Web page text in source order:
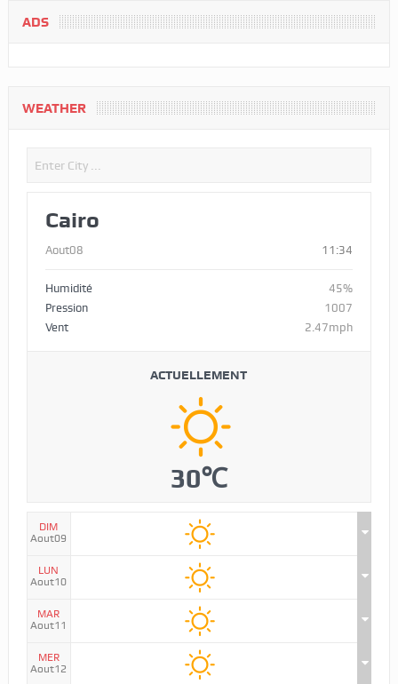
ADS
WEATHER
Cairo
Aout08 11:34
Humidité
45%
Pression
1007
Vent
2.47mph
ACTUELLEMENT
30℃
DIM
Aout09
LUN
Aout10
MAR
Aout11
MER
Aout12